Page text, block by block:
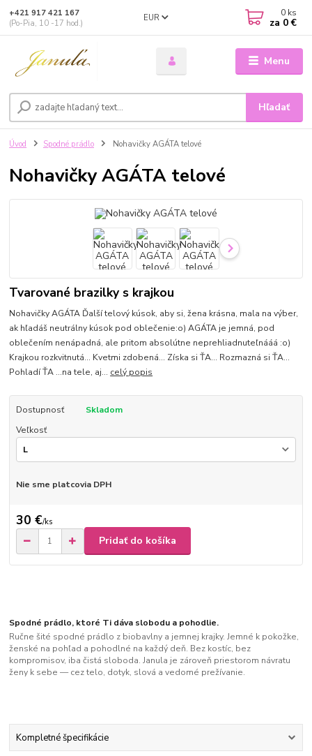
Menu
EUR
Hľadať
+421 917 421 167
(Po-Pia, 10 -17 hod.)
0 ks
za 0 €
Úvod Spodné prádlo Nohavičky AGÁTA telové
Nohavičky AGÁTA telové
Tvarované brazilky s krajkou
Nohavičky AGÁTA Ďalší telový kúsok, aby si, žena krásna, mala na výber,
ak hľadáš neutrálny kúsok pod oblečenie:o) AGÁTA je jemná, pod
oblečením nenápadná, ale pritom absolútne neprehliadnuteľnááá :o)
Krajkou rozkvitnutá... Kvetmi zdobená... Získa si ŤA... Rozmazná si ŤA...
Pohladí ŤA ...na tele, aj... celý popis
Dostupnosť
Skladom
Veľkosť
Nie sme platcovia DPH
30 €/ks
Pridať do košíka
Spodné prádlo, ktoré Ti dáva slobodu a pohodlie.
Ručne šité spodné prádlo z biobavlny a jemnej krajky. Jemné k pokožke,
ženské na pohľad a pohodlné na každý deň. Bez kostíc, bez
kompromisov, iba čistá sloboda. Janula je zároveň priestorom návratu
ženy k sebe — cez telo, dotyk, slová a vedomé prežívanie.
Kompletné špecifikácie